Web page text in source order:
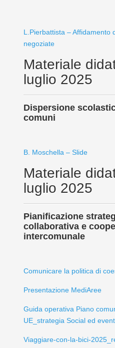
L.Pierbattista – Affidamento
negoziate
Materiale
luglio 2025
Dispersione
comuni
B. Moschella – Slide
Materiale
luglio 2025
Pianificazione
collaborativa e
intercomunale
Comunicare la politica di
Presentazione MediAree
Guida operativa Piano
UE_strategia Social ed
Viaggiare-con-la-bici-